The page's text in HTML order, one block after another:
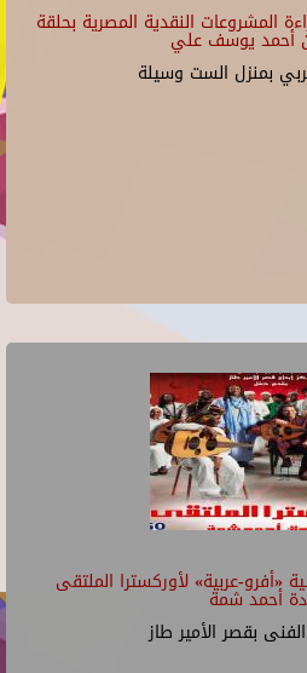
المشروعات النقدية المصرية بحلقة
أحمد يوسف علي
بمنزل الست وسيلة
«أفرو-عربية» لأوركسترا الملتقى
أحمد شمة
بقصر الأمير طاز